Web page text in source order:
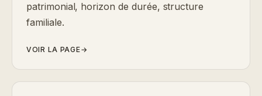
patrimonial, horizon de durée, structure
familiale.
VOIR LA PAGE→